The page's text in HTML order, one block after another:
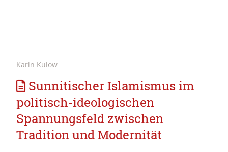
Karin Kulow
Sunnitischer Islamismus im
politisch-ideologischen
Spannungsfeld zwischen
Tradition und Modernität